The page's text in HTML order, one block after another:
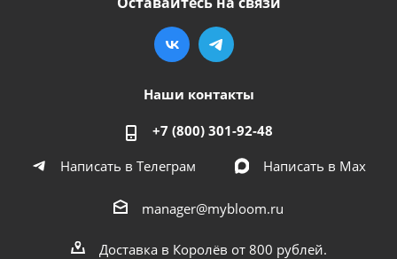
Наши контакты
+7 (800) 301-92-48
Написать в Телеграм
Написать в Мах
manager@mybloom.ru
Доставка в Королёв от 800 рублей.